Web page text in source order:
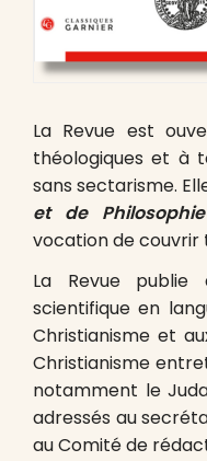
La Revue est
théologiques et à
sans sectarisme.
et de
vocation de couvrir
La Revue
scientifique en
Christianisme et
Christianisme
notamment le
adressés au
au Comité de